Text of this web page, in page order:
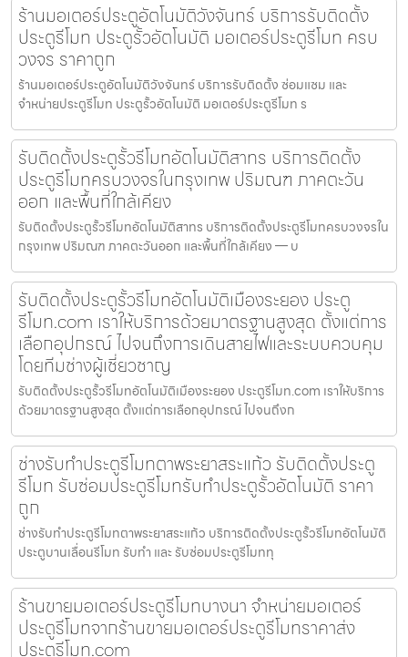
ร้านมอเตอร์ประตูอัตโนมัติวังจันทร์ บริการรับติดตั้ง
ประตูรีโมท ประตูรั้วอัตโนมัติ มอเตอร์ประตูรีโมท ครบ
วงจร ราคาถูก
ร้านมอเตอร์ประตูอัตโนมัติวังจันทร์ บริการรับติดตั้ง ซ่อมแซม และ
จำหน่ายประตูรีโมท ประตูรั้วอัตโนมัติ มอเตอร์ประตูรีโมท ร
รับติดตั้งประตูรั้วรีโมทอัตโนมัติสาทร บริการติดตั้ง
ประตูรีโมทครบวงจรในกรุงเทพ ปริมณฑ ภาคตะวัน
ออก และพื้นที่ใกล้เคียง
รับติดตั้งประตูรั้วรีโมทอัตโนมัติสาทร บริการติดตั้งประตูรีโมทครบวงจรใน
กรุงเทพ ปริมณฑ ภาคตะวันออก และพื้นที่ใกล้เคียง — บ
รับติดตั้งประตูรั้วรีโมทอัตโนมัติเมืองระยอง ประตู
รีโมท.com เราให้บริการด้วยมาตรฐานสูงสุด ตั้งแต่การ
เลือกอุปกรณ์ ไปจนถึงการเดินสายไฟและระบบควบคุม
โดยทีมช่างผู้เชี่ยวชาญ
รับติดตั้งประตูรั้วรีโมทอัตโนมัติเมืองระยอง ประตูรีโมท.com เราให้บริการ
ด้วยมาตรฐานสูงสุด ตั้งแต่การเลือกอุปกรณ์ ไปจนถึงก
ช่างรับทำประตูรีโมทตาพระยาสระแก้ว รับติดตั้งประตู
รีโมท รับซ่อมประตูรีโมทรับทำประตูรั้วอัตโนมัติ ราคา
ถูก
ช่างรับทำประตูรีโมทตาพระยาสระแก้ว บริการติดตั้งประตูรั้วรีโมทอัตโนมัติ
ประตูบานเลื่อนรีโมท รับทำ และ รับซ่อมประตูรีโมททุ
ร้านขายมอเตอร์ประตูรีโมทบางนา จำหน่ายมอเตอร์
ประตูรีโมทจากร้านขายมอเตอร์ประตูรีโมทราคาส่ง
ประตูรีโมท.com